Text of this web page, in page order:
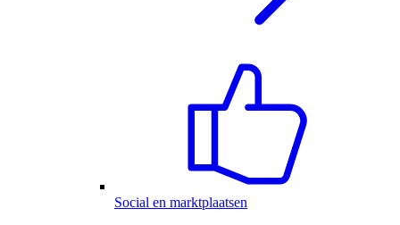
Social en marktplaatsen